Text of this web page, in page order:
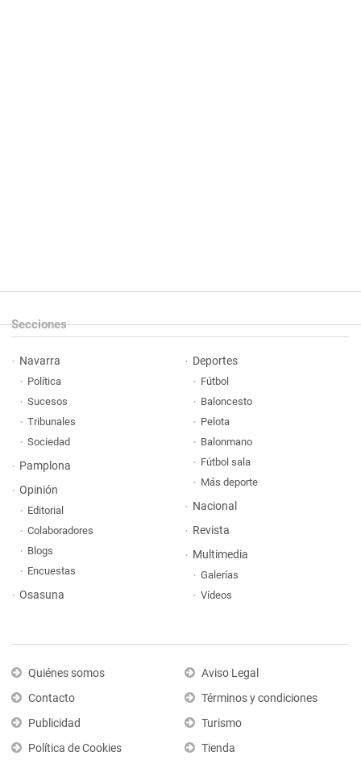
Secciones
Navarra
Política
Sucesos
Tribunales
Sociedad
Pamplona
Opinión
Editorial
Colaboradores
Blogs
Encuestas
Osasuna
Deportes
Fútbol
Baloncesto
Pelota
Balonmano
Fútbol sala
Más deporte
Nacional
Revista
Multimedia
Galerías
Vídeos
Quiénes somos
Contacto
Publicidad
Política de Cookies
Aviso Legal
Términos y condiciones
Turismo
Tienda